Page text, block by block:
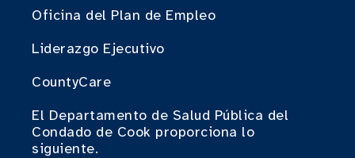
Oficina del Plan de Empleo
Liderazgo Ejecutivo
CountyCare
El Departamento de Salud Pública del
Condado de Cook proporciona lo
siguiente.